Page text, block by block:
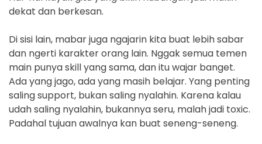
dekat dan berkesan.
Di sisi lain, mabar juga ngajarin kita buat lebih sabar
dan ngerti karakter orang lain. Nggak semua temen
main punya skill yang sama, dan itu wajar banget.
Ada yang jago, ada yang masih belajar. Yang penting
saling support, bukan saling nyalahin. Karena kalau
udah saling nyalahin, bukannya seru, malah jadi toxic.
Padahal tujuan awalnya kan buat seneng-seneng.